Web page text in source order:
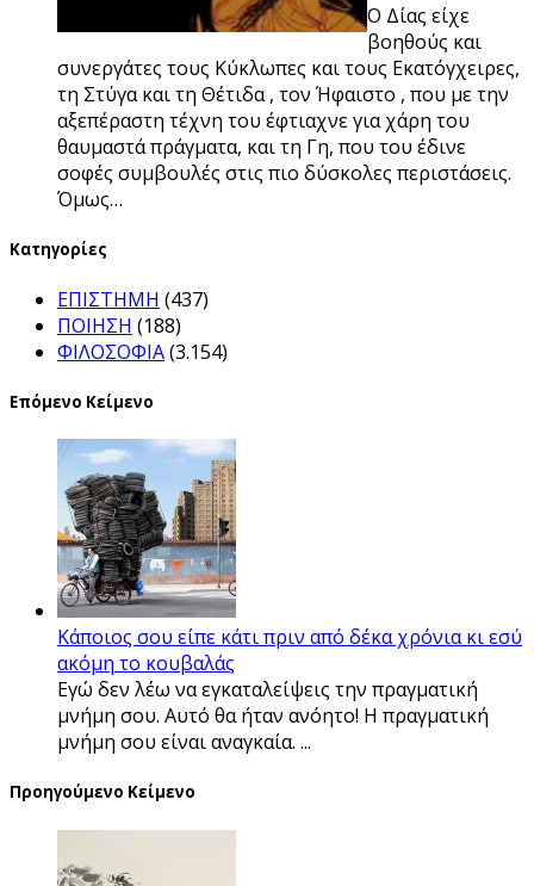
Ο Δίας είχε
βοηθούς και
συνεργάτες τους Κύκλωπες και τους Εκατόγχειρες,
τη Στύγα και τη Θέτιδα , τον Ήφαιστο , που με την
αξεπέραστη τέχνη του έφτιαχνε για χάρη του
θαυμαστά πράγματα, και τη Γη, που του έδινε
σοφές συμβουλές στις πιο δύσκολες περιστάσεις.
Όμως…
Kατηγορίες
ΕΠΙΣΤΗΜΗ (437)
ΠΟΙΗΣΗ (188)
ΦΙΛΟΣΟΦΙΑ(3.154)
Επόμενο Κείμενο
Κάποιος σου είπε κάτι πριν από δέκα χρόνια κι εσύ
ακόμη το κουβαλάς
Εγώ δεν λέω να εγκαταλείψεις την πραγματική
μνήμη σου. Αυτό θα ήταν ανόητο! Η πραγματική
μνήμη σου είναι αναγκαία. ...
Προηγούμενο Κείμενο